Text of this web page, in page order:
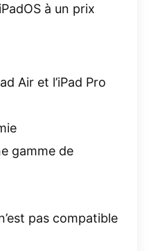
à un prix
Air et l’iPad Pro
gamme de
pas compatible